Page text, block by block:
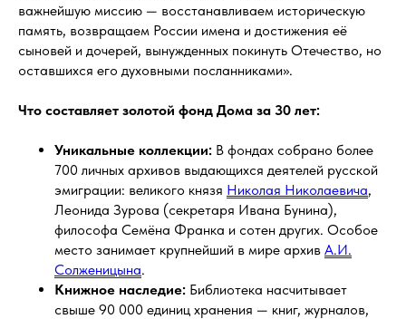
важнейшую миссию — восстанавливаем историческую
память, возвращаем России имена и достижения её
сыновей и дочерей, вынужденных покинуть Отечество, но
оставшихся его духовными посланниками».
Что составляет золотой фонд Дома за 30 лет:
Уникальные коллекции: В фондах собрано более
700 личных архивов выдающихся деятелей русской
эмиграции: великого князя Николая Николаевича,
Леонида Зурова (секретаря Ивана Бунина),
философа Семёна Франка и сотен других. Особое
место занимает крупнейший в мире архив А.И.
Солженицына.
Книжное наследие: Библиотека насчитывает
свыше 90 000 единиц хранения — книг, журналов,